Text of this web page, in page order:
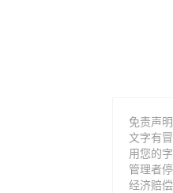
免责声
文字有
用您的
管理者
经济赔